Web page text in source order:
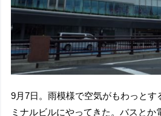
9月7日。雨模様で空気がもわっとす
ミナルビルにやってきた。バスとか